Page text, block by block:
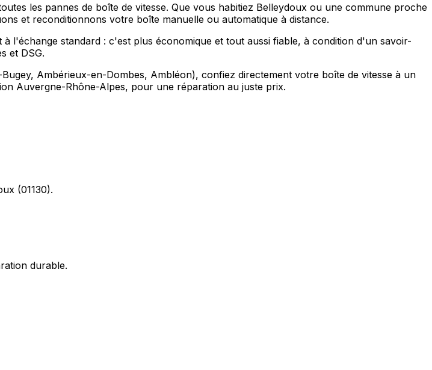
les pannes de boîte de vitesse. Que vous habitiez Belleydoux ou une commune proche
et reconditionnons votre boîte manuelle ou automatique à distance.
l'échange standard : c'est plus économique et tout aussi fiable, à condition d'un savoir-
et DSG.
Ambérieux-en-Dombes, Ambléon), confiez directement votre boîte de vitesse à un
Auvergne-Rhône-Alpes, pour une réparation au juste prix.
(01130).
durable.